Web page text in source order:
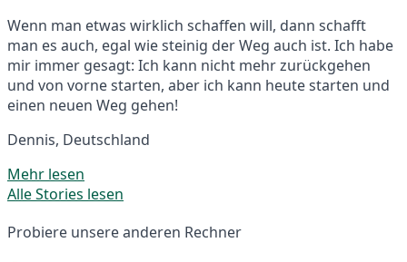
Wenn man etwas wirklich schaffen will, dann schafft
man es auch, egal wie steinig der Weg auch ist. Ich habe
mir immer gesagt: Ich kann nicht mehr zurückgehen
und von vorne starten, aber ich kann heute starten und
einen neuen Weg gehen!
Dennis, Deutschland
Mehr lesen
Alle Stories lesen
Probiere unsere anderen Rechner